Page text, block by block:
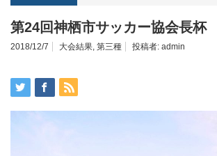
第24回神栖市サッカー協会長杯
2018/12/7 大会結果, 第三種 投稿者: admin